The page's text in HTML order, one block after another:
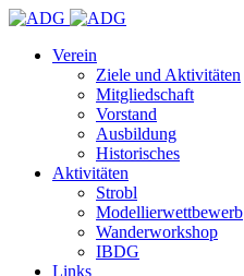
Verein
Ziele und Aktivitäten
Mitgliedschaft
Vorstand
Ausbildung
Historisches
Aktivitäten
Strobl
Modellierwettbewerb
Wanderworkshop
IBDG
Links